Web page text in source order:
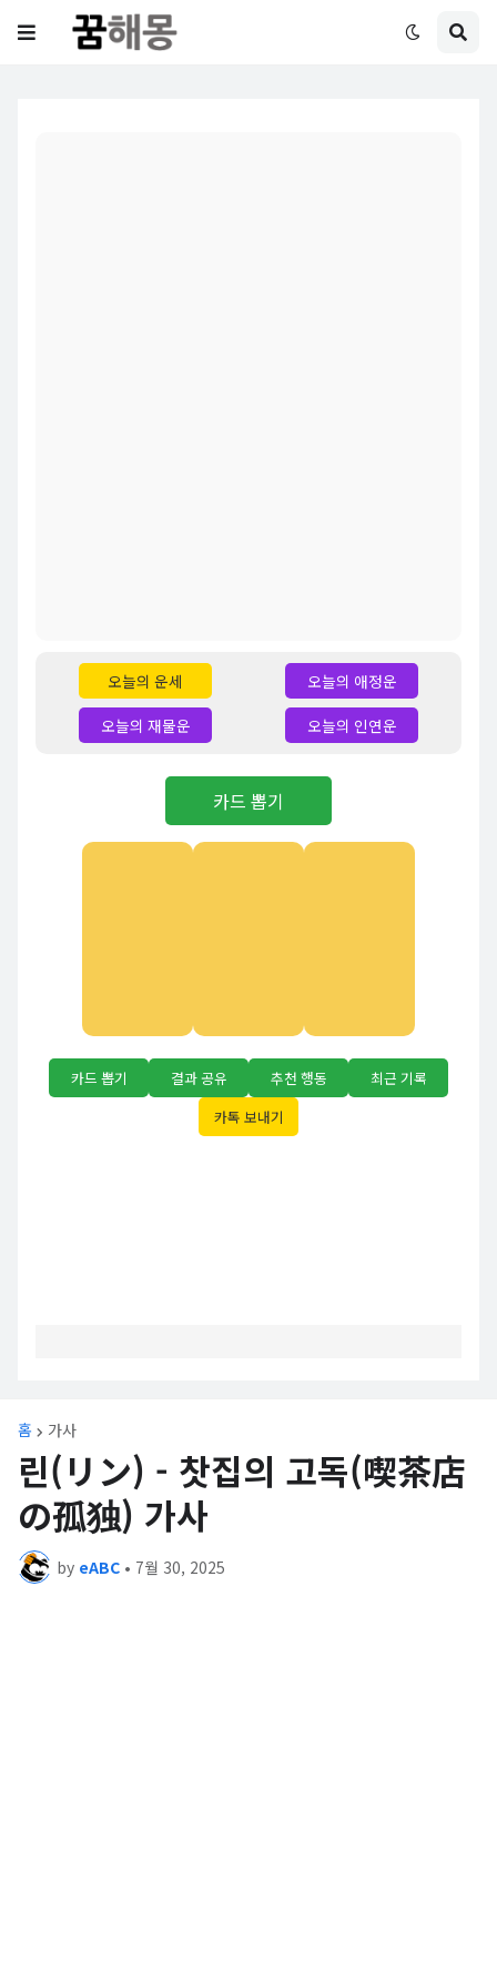
오늘의 운세
오늘의 애정운
오늘의 재물운
오늘의 인연운
카드 뽑기
카드 뽑기 결과 공유 추천 행동
최근 기록
카톡 보내기
홈 가사
린(リン) - 찻집의 고독(喫茶店
の孤独) 가사
by eABC • 7월 30, 2025